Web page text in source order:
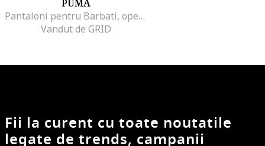
PUMA
Pantaloni pentru Barbati, open road cargo woven pants cl, 681655-01, XS INTL, Negru
Vandut de GRID
Fii la curent cu toate noutatile
legate de trends, campanii